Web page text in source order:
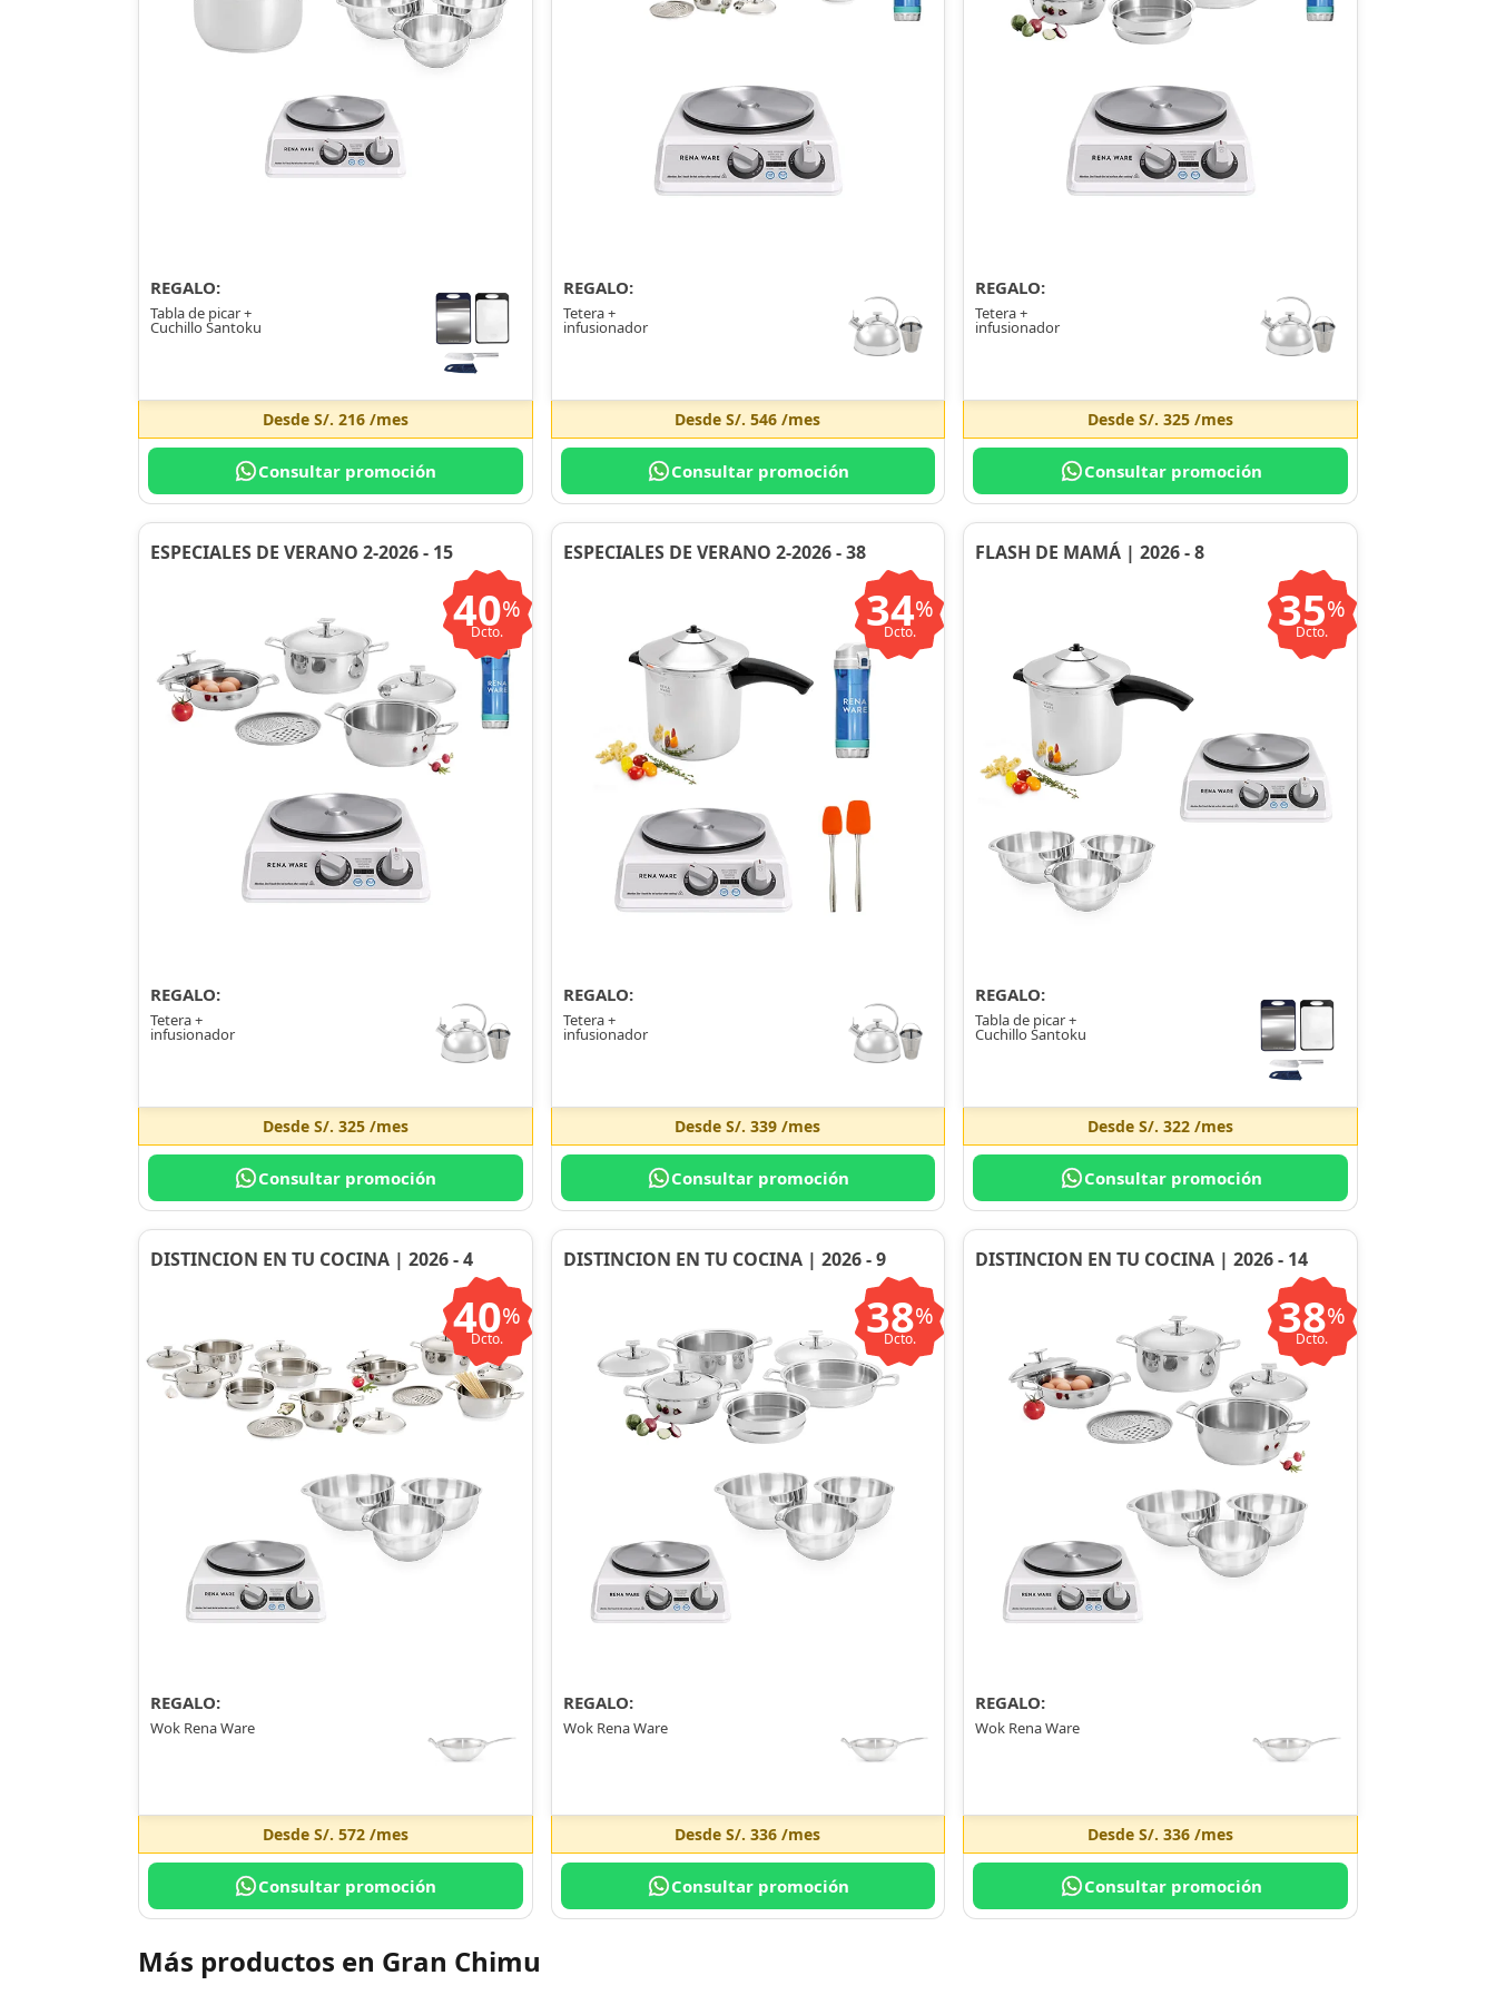
REGALO:
Tabla de picar +
Cuchillo Santoku
Desde S/. 216/mes
Consultar promoción
REGALO:
Tetera +
infusionador
DesdeS/. 546 /mes
Consultar promoción
REGALO:
Tetera +
infusionador
DesdeS/. 325 /mes
Consultar promoción
ESPECIALES DE VERANO 2-2026 - 15
40%
Dcto.
REGALO:
Tetera +
infusionador
Desde S/. 325/mes
Consultar promoción
ESPECIALES DE VERANO 2-2026 - 38
34%
Dcto.
REGALO:
Tetera +
infusionador
DesdeS/. 339 /mes
Consultar promoción
FLASH DE MAMÁ | 2026 - 8
35%
Dcto.
REGALO:
Tabla de picar +
Cuchillo Santoku
DesdeS/. 322 /mes
Consultar promoción
DISTINCION EN TU COCINA | 2026 - 4
40%
Dcto.
REGALO:
Wok Rena Ware
Desde S/. 572/mes
Consultar promoción
DISTINCION EN TU COCINA | 2026 - 9
38%
Dcto.
REGALO:
Wok Rena Ware
DesdeS/. 336 /mes
Consultar promoción
DISTINCION EN TU COCINA | 2026 - 14
38%
Dcto.
REGALO:
Wok Rena Ware
DesdeS/. 336 /mes
Consultar promoción
Más productos en Gran Chimu